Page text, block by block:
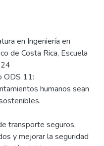
en Ingeniería en
de Costa Rica, Escuela
ODS 11:
humanos sean
transporte seguros,
y mejorar la seguridad